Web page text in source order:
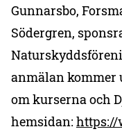
Gunnarsbo,
Södergren,
anmälan kommer
om kurserna och
hemsidan: https://